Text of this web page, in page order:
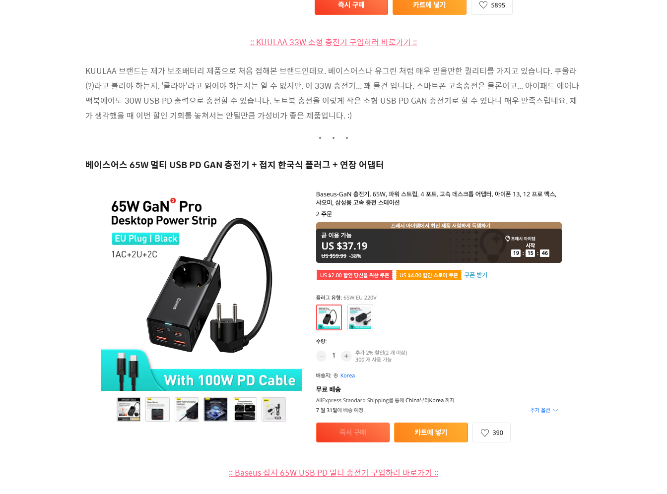
:: KUULAA 33W 소형 충전기 구입하러 바로가기 ::
KUULAA 브랜드는 제가 보조배터리 제품으로 처음 접해본 브랜드인데요. 베이스어스나 유그린 처럼 매우 믿을만한 퀄리티를 가지고 있습니다. 쿠울라
(?)라고 불러야 하는지, '쿨라아'라고 읽어야 하는지는 알 수 없지만, 이 33W 충전기... 꽤 물건 입니다. 스마트폰 고속충전은 물론이고... 아이패드 에어나
맥북에어도 30W USB PD 출력으로 충전할 수 있습니다. 노트북 충전을 이렇게 작은 소형 USB PD GAN 충전기로 할 수 있다니 매우 만족스럽네요. 제
가 생각했을 때 이번 할인 기회를 놓쳐서는 안될만큼 가성비가 좋은 제품입니다. :)
베이스어스 65W 멀티 USB PD GAN 충전기 + 접지 한국식 플러그 + 연장 어댑터
:: Baseus 접지 65W USB PD 멀티 충전기 구입하러 바로가기 ::